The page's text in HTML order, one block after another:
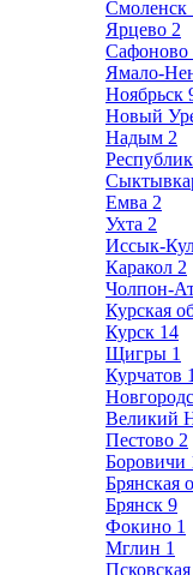
Смоленск
Ярцево 2
Сафоново
Ямало-
Ноябрьск
Новый
Надым 2
Емва 2
Ухта 2
Иссык-
Каракол 2
Чолпон-
Курская
Курск 14
Щигры 1
Курчатов 1
Великий
Пестово 2
Боровичи
Брянская
Брянск 9
Фокино 1
Мглин 1